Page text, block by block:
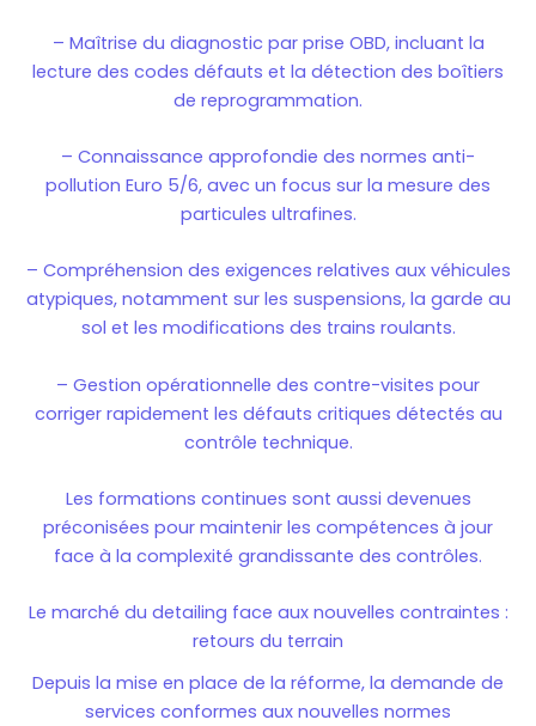
– Maîtrise du diagnostic par prise OBD, incluant la
lecture des codes défauts et la détection des boîtiers
de reprogrammation.
– Connaissance approfondie des normes anti-
pollution Euro 5/6, avec un focus sur la mesure des
particules ultrafines.
– Compréhension des exigences relatives aux véhicules
atypiques, notamment sur les suspensions, la garde au
sol et les modifications des trains roulants.
– Gestion opérationnelle des contre-visites pour
corriger rapidement les défauts critiques détectés au
contrôle technique.
Les formations continues sont aussi devenues
préconisées pour maintenir les compétences à jour
face à la complexité grandissante des contrôles.
Le marché du detailing face aux nouvelles contraintes :
retours du terrain
Depuis la mise en place de la réforme, la demande de
services conformes aux nouvelles normes